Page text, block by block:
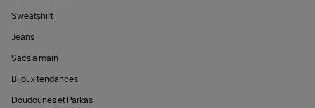
Sweatshirt
Jeans
Sacs à main
Bijoux tendances
Doudounes et Parkas